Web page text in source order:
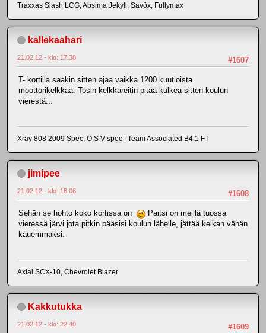
Traxxas Slash LCG, Absima Jekyll, Savöx, Fullymax
kallekaahari
#1607
21.02.12 - klo: 17.38
T- kortilla saakin sitten ajaa vaikka 1200 kuutioista
moottorikelkkaa. Tosin kelkkareitin pitää kulkea sitten koulun
vierestä...
Xray 808 2009 Spec, O.S V-spec | Team Associated B4.1 FT
jimipee
#1608
21.02.12 - klo: 18.06
Sehän se hohto koko kortissa on
Paitsi on meillä tuossa
vieressä järvi jota pitkin pääsisi koulun lähelle, jättää kelkan vähän
kauemmaksi.
Axial SCX-10, Chevrolet Blazer
Kakkutukka
#1609
21.02.12 - klo: 22.40